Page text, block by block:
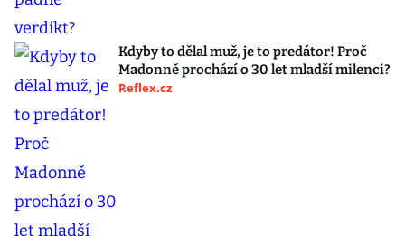
Kdyby to dělal muž, je to predátor! Proč
Madonně prochází o 30 let mladší milenci?
Reflex.cz